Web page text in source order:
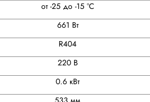
от -25 до -15 °C
661 Вт
R404
220 В
0.6 кВт